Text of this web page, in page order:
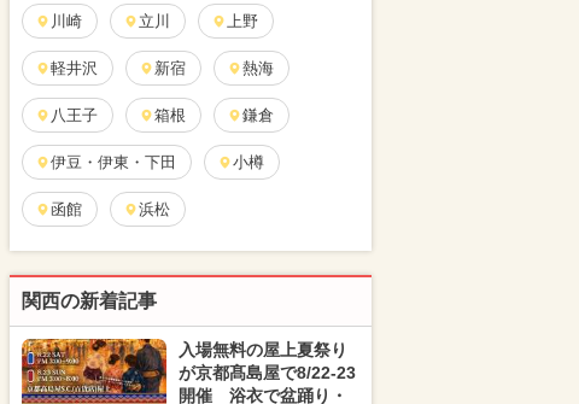
川崎 立川 上野
軽井沢 新宿 熱海
八王子 箱根 鎌倉
伊豆・伊東・下田 小樽
函館 浜松
関西の新着記事
入場無料の屋上夏祭り
が京都髙島屋で8/22-23
開催 浴衣で盆踊り・